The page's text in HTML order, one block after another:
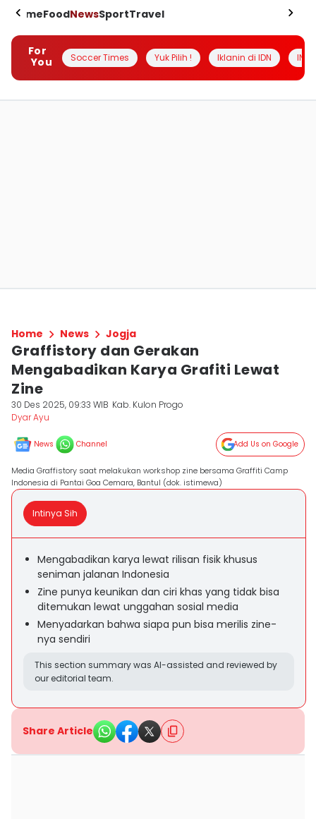
HomeFoodNewsSportTravel
For
You
Soccer Times Yuk Pilih ! Iklanin di IDN
Home News Jogja
Graffistory dan Gerakan
Mengabadikan Karya Grafiti Lewat
Zine
30 Des 2025, 09:33 WIB Kab. Kulon Progo
Dyar Ayu
News Channel Add Us on Google
Media Graffistory saat melakukan workshop zine bersama Graffiti Camp
Indonesia di Pantai Goa Cemara, Bantul (dok. istimewa)
Intinya Sih
Mengabadikan karya lewat rilisan fisik khusus
seniman jalanan Indonesia
Zine punya keunikan dan ciri khas yang tidak bisa
ditemukan lewat unggahan sosial media
Menyadarkan bahwa siapa pun bisa merilis zine-
nya sendiri
This section summary was AI-assisted and reviewed by
our editorial team.
Share Article